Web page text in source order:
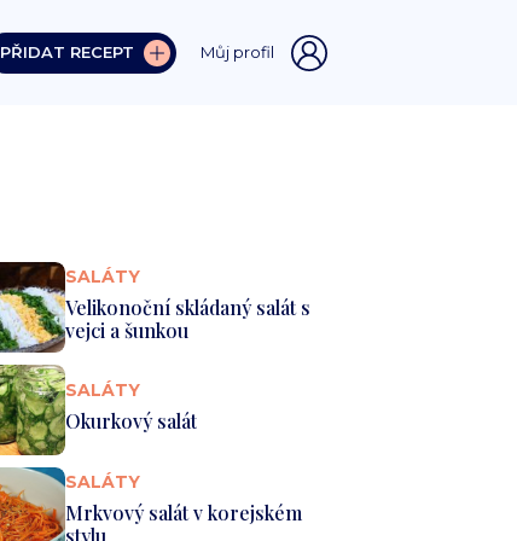
PŘIDAT RECEPT Můj profil
SALÁTY
Velikonoční skládaný salát s
vejci a šunkou
SALÁTY
Okurkový salát
SALÁTY
Mrkvový salát v korejském
stylu